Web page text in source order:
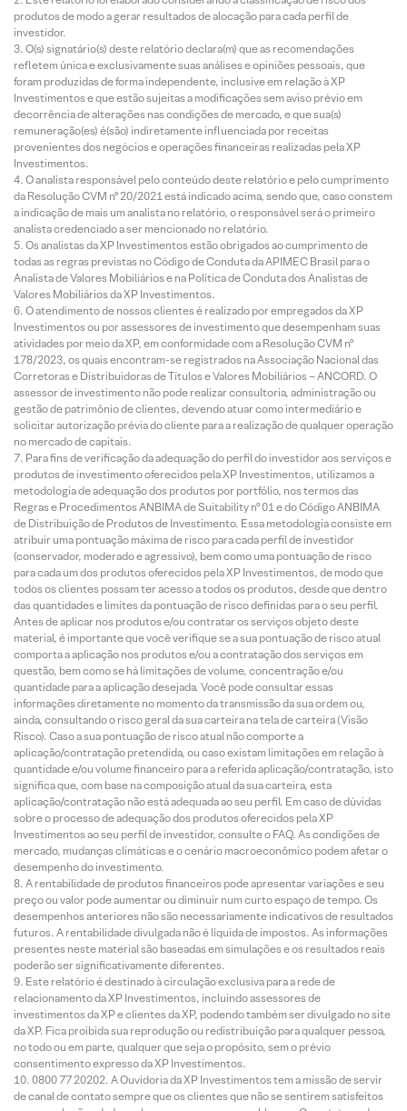
produtos de modo a gerar resultados de alocação para cada perfil de
investidor.
O(s) signatário(s) deste relatório declara(m) que as recomendações
refletem única e exclusivamente suas análises e opiniões pessoais, que
foram produzidas de forma independente, inclusive em relação à XP
Investimentos e que estão sujeitas a modificações sem aviso prévio em
decorrência de alterações nas condições de mercado, e que sua(s)
remuneração(es) é(são) indiretamente influenciada por receitas
provenientes dos negócios e operações financeiras realizadas pela XP
Investimentos.
O analista responsável pelo conteúdo deste relatório e pelo cumprimento
da Resolução CVM nº 20/2021 está indicado acima, sendo que, caso constem
a indicação de mais um analista no relatório, o responsável será o primeiro
analista credenciado a ser mencionado no relatório.
Os analistas da XP Investimentos estão obrigados ao cumprimento de
todas as regras previstas no Código de Conduta da APIMEC Brasil para o
Analista de Valores Mobiliários e na Política de Conduta dos Analistas de
Valores Mobiliários da XP Investimentos.
O atendimento de nossos clientes é realizado por empregados da XP
Investimentos ou por assessores de investimento que desempenham suas
atividades por meio da XP, em conformidade com a Resolução CVM nº
178/2023, os quais encontram-se registrados na Associação Nacional das
Corretoras e Distribuidoras de Títulos e Valores Mobiliários – ANCORD. O
assessor de investimento não pode realizar consultoria, administração ou
gestão de patrimônio de clientes, devendo atuar como intermediário e
solicitar autorização prévia do cliente para a realização de qualquer operação
no mercado de capitais.
Para fins de verificação da adequação do perfil do investidor aos serviços e
produtos de investimento oferecidos pela XP Investimentos, utilizamos a
metodologia de adequação dos produtos por portfólio, nos termos das
Regras e Procedimentos ANBIMA de Suitability nº 01 e do Código ANBIMA
de Distribuição de Produtos de Investimento. Essa metodologia consiste em
atribuir uma pontuação máxima de risco para cada perfil de investidor
(conservador, moderado e agressivo), bem como uma pontuação de risco
para cada um dos produtos oferecidos pela XP Investimentos, de modo que
todos os clientes possam ter acesso a todos os produtos, desde que dentro
das quantidades e limites da pontuação de risco definidas para o seu perfil.
Antes de aplicar nos produtos e/ou contratar os serviços objeto deste
material, é importante que você verifique se a sua pontuação de risco atual
comporta a aplicação nos produtos e/ou a contratação dos serviços em
questão, bem como se há limitações de volume, concentração e/ou
quantidade para a aplicação desejada. Você pode consultar essas
informações diretamente no momento da transmissão da sua ordem ou,
ainda, consultando o risco geral da sua carteira na tela de carteira (Visão
Risco). Caso a sua pontuação de risco atual não comporte a
aplicação/contratação pretendida, ou caso existam limitações em relação à
quantidade e/ou volume financeiro para a referida aplicação/contratação, isto
significa que, com base na composição atual da sua carteira, esta
aplicação/contratação não está adequada ao seu perfil. Em caso de dúvidas
sobre o processo de adequação dos produtos oferecidos pela XP
Investimentos ao seu perfil de investidor, consulte o FAQ. As condições de
mercado, mudanças climáticas e o cenário macroeconômico podem afetar o
desempenho do investimento.
A rentabilidade de produtos financeiros pode apresentar variações e seu
preço ou valor pode aumentar ou diminuir num curto espaço de tempo. Os
desempenhos anteriores não são necessariamente indicativos de resultados
futuros. A rentabilidade divulgada não é líquida de impostos. As informações
presentes neste material são baseadas em simulações e os resultados reais
poderão ser significativamente diferentes.
Este relatório é destinado à circulação exclusiva para a rede de
relacionamento da XP Investimentos, incluindo assessores de
investimentos da XP e clientes da XP, podendo também ser divulgado no site
da XP. Fica proibida sua reprodução ou redistribuição para qualquer pessoa,
no todo ou em parte, qualquer que seja o propósito, sem o prévio
consentimento expresso da XP Investimentos.
0800 77 20202. A Ouvidoria da XP Investimentos tem a missão de servir
de canal de contato sempre que os clientes que não se sentirem satisfeitos